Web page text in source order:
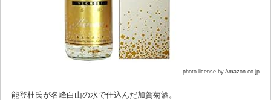
photo license by Amazon.co.jp
能登杜氏が名峰白山の水で仕込んだ加賀菊酒。